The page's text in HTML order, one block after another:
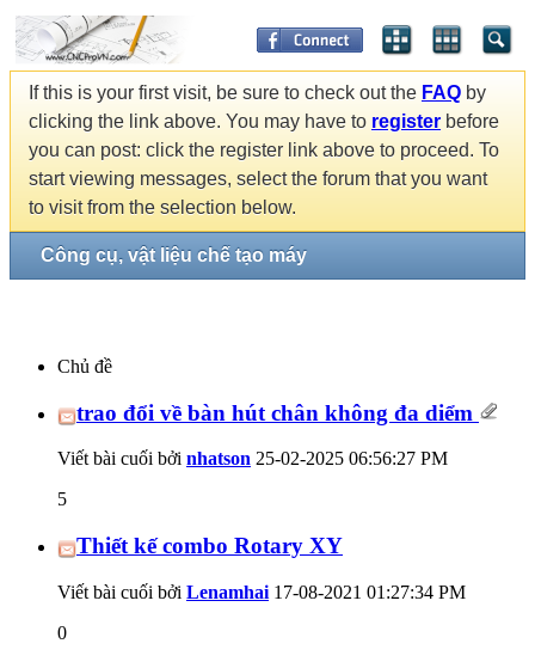
If this is your first visit, be sure to check out the FAQ by
clicking the link above. You may have to register before
you can post: click the register link above to proceed. To
start viewing messages, select the forum that you want
to visit from the selection below.
Công cụ, vật liệu chế tạo máy
Chủ đề
trao đổi về bàn hút chân không đa diểm
Viết bài cuối bởi nhatson 25-02-2025 06:56:27 PM
5
Thiết kế combo Rotary XY
Viết bài cuối bởi Lenamhai 17-08-2021 01:27:34 PM
0